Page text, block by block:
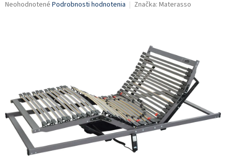
Priemerné
Neohodnotené Podrobnosti hodnotenia Značka: Materasso